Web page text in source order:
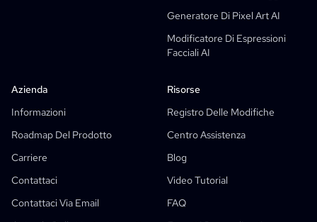
Generatore Di Pixel Art AI
Modificatore Di Espressioni
Facciali AI
Azienda
Informazioni
Roadmap Del Prodotto
Carriere
Contattaci
Contattaci Via Email
Risorse
Registro Delle Modifiche
Centro Assistenza
Blog
Video Tutorial
FAQ
Generatore Di Sfondi AI
Trasferimento Dello Stile Delle Immagini AI
Generatore Di Pose AI
Generatore Di Personaggi AI
Design Di Personaggi IA
Generatore Di Anime AI